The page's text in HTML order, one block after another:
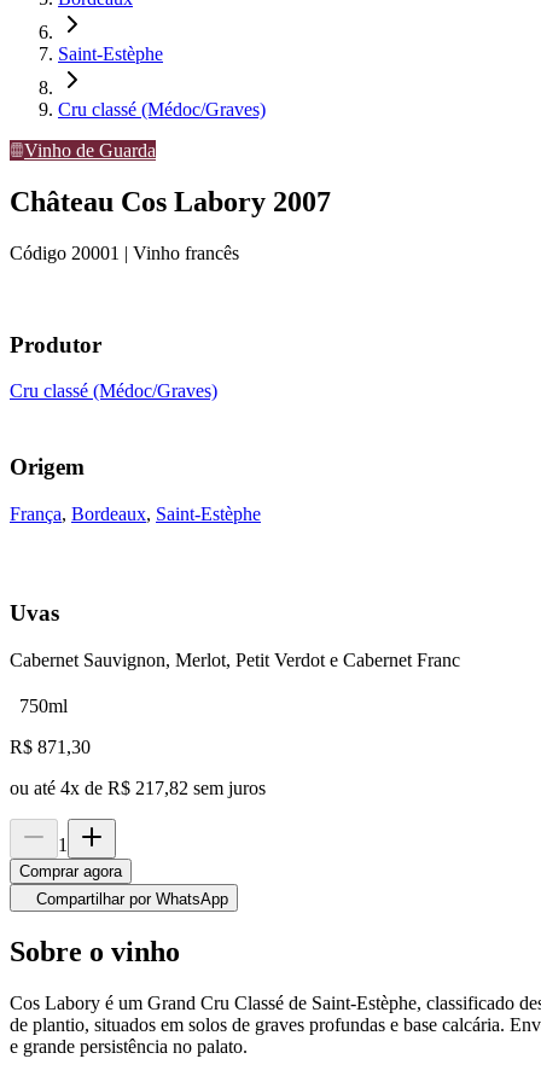
Saint-Estèphe
Cru classé (Médoc/Graves)
Vinho de Guarda
Château Cos Labory 2007
Código 20001 | Vinho francês
Produtor
Cru classé (Médoc/Graves)
Origem
França, Bordeaux, Saint-Estèphe
Uvas
Cabernet Sauvignon, Merlot, Petit Verdot e Cabernet Franc
750ml
R$ 871,30
ou até 4x de R$ 217,82 sem juros
1
Comprar agora
Compartilhar por WhatsApp
Sobre o vinho
Cos Labory é um Grand Cru Classé de Saint-Estèphe, classificado
de plantio, situados em solos de graves profundas e base calcária.
e grande persistência no palato.